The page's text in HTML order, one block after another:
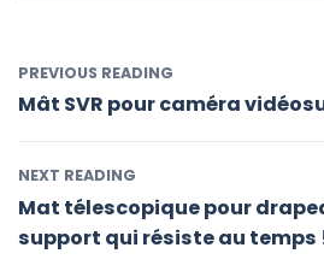
PREVIOUS READING
Mât SVR pour caméra
NEXT READING
Mat télescopique pour
support qui résiste au temps